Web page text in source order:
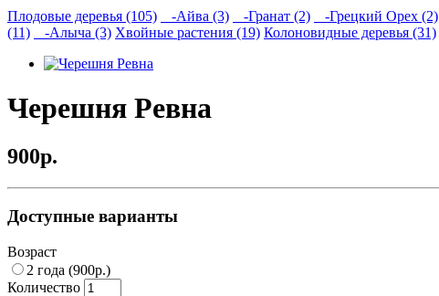
Плодовые деревья (105)
-Айва (3) -Гранат (2) -Грецкий Орех (2)
(11)
-Алыча (3) Хвойные растения (19) Колоновидные деревья (31)
Черешня Ревна
900р.
Доступные варианты
Возраст
2 года (900р.)
Количество